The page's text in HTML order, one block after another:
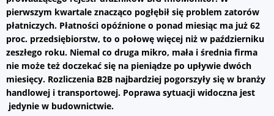
pierwszym kwartale znacząco pogłębił się problem zatorów
płatniczych. Płatności opóźnione o ponad miesiąc ma już 62
proc. przedsiębiorstw, to o połowę więcej niż w październiku
zeszłego roku. Niemal co druga mikro, mała i średnia firma
nie może też doczekać się na pieniądze po upływie dwóch
miesięcy. Rozliczenia B2B najbardziej pogorszyły się w branży
handlowej i transportowej. Poprawa sytuacji widoczna jest
jedynie w budownictwie.